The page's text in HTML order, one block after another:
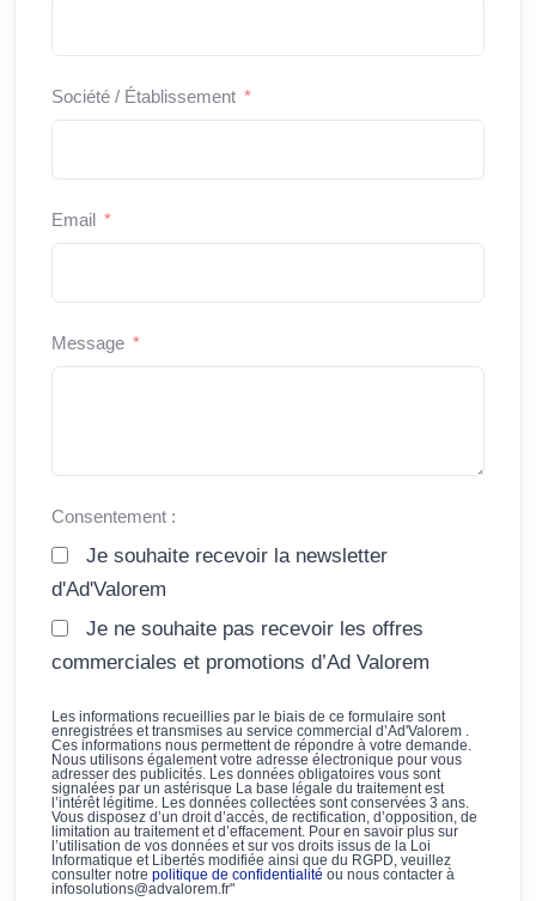
Société / Établissement
Email
Message
Consentement :
Je souhaite recevoir la newsletter
d'Ad'Valorem
Je ne souhaite pas recevoir les offres
commerciales et promotions d’Ad Valorem
Les informations recueillies par le biais de ce formulaire sont
enregistrées et transmises au service commercial d’Ad'Valorem .
Ces informations nous permettent de répondre à votre demande.
Nous utilisons également votre adresse électronique pour vous
adresser des publicités. Les données obligatoires vous sont
signalées par un astérisque La base légale du traitement est
l’intérêt légitime. Les données collectées sont conservées 3 ans.
Vous disposez d’un droit d’accès, de rectification, d’opposition, de
limitation au traitement et d’effacement. Pour en savoir plus sur
l’utilisation de vos données et sur vos droits issus de la Loi
Informatique et Libertés modifiée ainsi que du RGPD, veuillez
consulter notre politique de confidentialité ou nous contacter à
infosolutions@advalorem.fr"